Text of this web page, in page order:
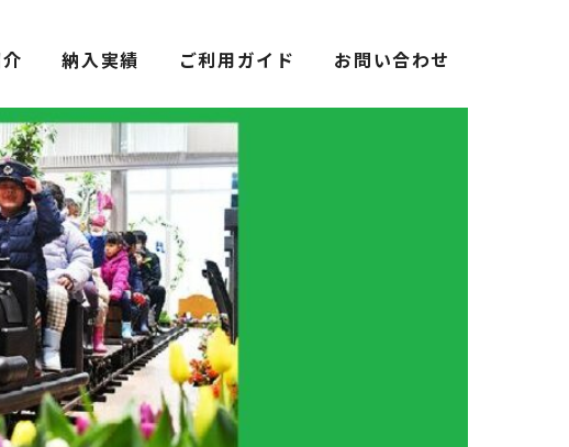
納入実績 ご利用ガイド お問い合わせ